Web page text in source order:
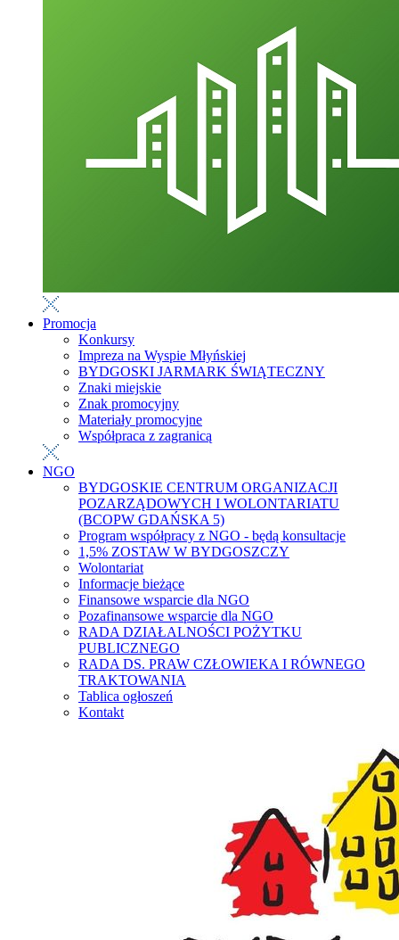
Promocja
Konkursy
Impreza na Wyspie Młyńskiej
BYDGOSKI JARMARK ŚWIĄTECZNY
Znaki miejskie
Znak promocyjny
Materiały promocyjne
Współpraca z zagranicą
NGO
BYDGOSKIE CENTRUM ORGANIZACJI
POZARZĄDOWYCH I WOLONTARIATU
(BCOPW GDAŃSKA 5)
Program współpracy z NGO - będą konsultacje
1,5% ZOSTAW W BYDGOSZCZY
Wolontariat
Informacje bieżące
Finansowe wsparcie dla NGO
Pozafinansowe wsparcie dla NGO
RADA DZIAŁALNOŚCI POŻYTKU
PUBLICZNEGO
RADA DS. PRAW CZŁOWIEKA I RÓWNEGO
TRAKTOWANIA
Tablica ogłoszeń
Kontakt